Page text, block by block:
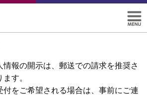
報の開示は、郵送での請求を推奨さ
す。
付をご希望される場合は、事前にご連